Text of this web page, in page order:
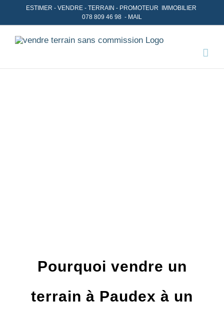
to
content
ESTIMER - VENDRE - TERRAIN - PROMOTEUR IMMOBILIER
078 809 46 98 - MAIL
Pourquoi vendre un
terrain à Paudex à un